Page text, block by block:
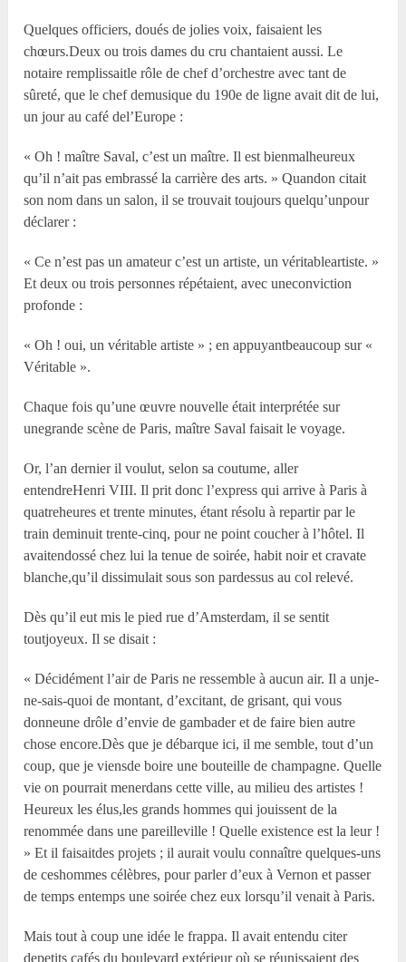
Quelques officiers, doués de jolies voix, faisaient les
chœurs.Deux ou trois dames du cru chantaient aussi. Le
notaire remplissaitle rôle de chef d’orchestre avec tant de
sûreté, que le chef demusique du 190e de ligne avait dit de lui,
un jour au café del’Europe :
« Oh ! maître Saval, c’est un maître. Il est bienmalheureux
qu’il n’ait pas embrassé la carrière des arts. » Quandon citait
son nom dans un salon, il se trouvait toujours quelqu’unpour
déclarer :
« Ce n’est pas un amateur c’est un artiste, un véritableartiste. »
Et deux ou trois personnes répétaient, avec uneconviction
profonde :
« Oh ! oui, un véritable artiste » ; en appuyantbeaucoup sur «
Véritable ».
Chaque fois qu’une œuvre nouvelle était interprétée sur
unegrande scène de Paris, maître Saval faisait le voyage.
Or, l’an dernier il voulut, selon sa coutume, aller
entendreHenri VIII. Il prit donc l’express qui arrive à Paris à
quatreheures et trente minutes, étant résolu à repartir par le
train deminuit trente-cinq, pour ne point coucher à l’hôtel. Il
avaitendossé chez lui la tenue de soirée, habit noir et cravate
blanche,qu’il dissimulait sous son pardessus au col relevé.
Dès qu’il eut mis le pied rue d’Amsterdam, il se sentit
toutjoyeux. Il se disait :
« Décidément l’air de Paris ne ressemble à aucun air. Il a unje-
ne-sais-quoi de montant, d’excitant, de grisant, qui vous
donneune drôle d’envie de gambader et de faire bien autre
chose encore.Dès que je débarque ici, il me semble, tout d’un
coup, que je viensde boire une bouteille de champagne. Quelle
vie on pourrait menerdans cette ville, au milieu des artistes !
Heureux les élus,les grands hommes qui jouissent de la
renommée dans une pareilleville ! Quelle existence est la leur !
» Et il faisaitdes projets ; il aurait voulu connaître quelques-uns
de ceshommes célèbres, pour parler d’eux à Vernon et passer
de temps entemps une soirée chez eux lorsqu’il venait à Paris.
Mais tout à coup une idée le frappa. Il avait entendu citer
depetits cafés du boulevard extérieur où se réunissaient des